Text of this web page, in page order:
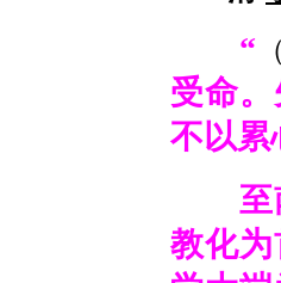
“
受命
不以累
至南
教化